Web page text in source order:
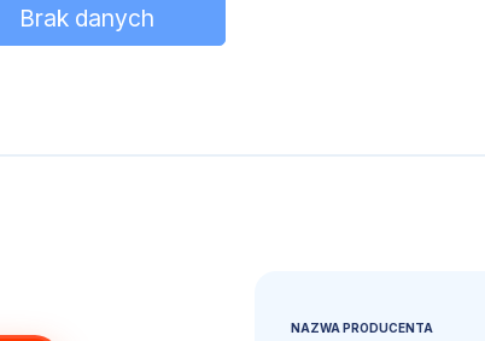
Brak danych
NAZWA PRODUCENTA